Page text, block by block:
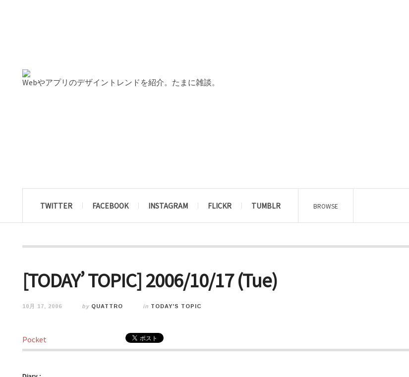
Webやアプリのデザイントレンドを紹介。たまに雑談。
TWITTER FACEBOOK INSTAGRAM FLICKR TUMBLR BROWSE
[TODAY’ TOPIC] 2006/10/17 (Tue)
10月 17, 2006 by QUATTRO in TODAY'S TOPIC
Pocket